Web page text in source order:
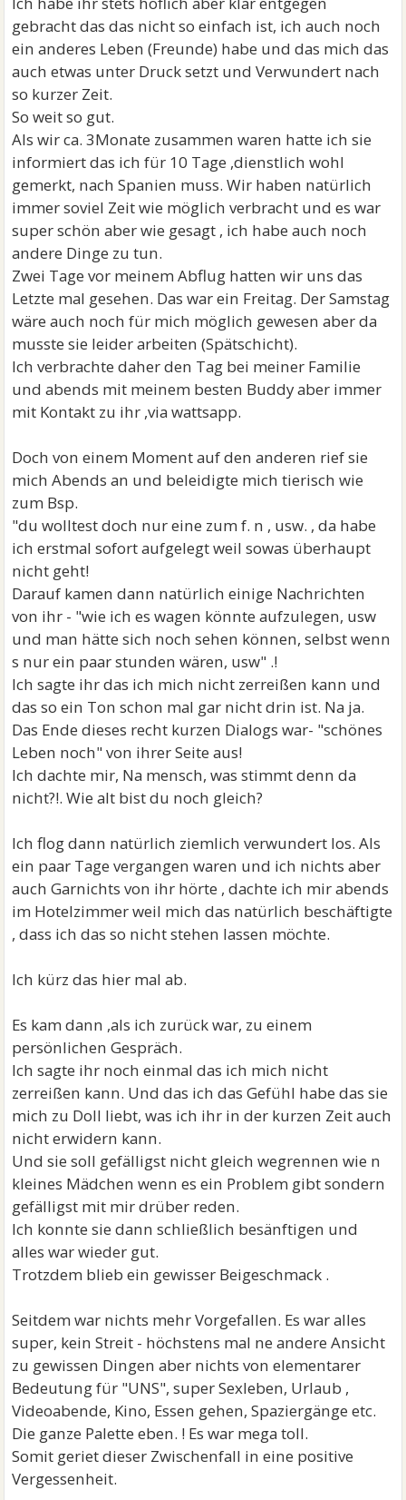
gebracht das das nicht so einfach ist, ich auch noch
ein anderes Leben (Freunde) habe und das mich das
auch etwas unter Druck setzt und Verwundert nach
so kurzer Zeit.
So weit so gut.
Als wir ca. 3Monate zusammen waren hatte ich sie
informiert das ich für 10 Tage ,dienstlich wohl
gemerkt, nach Spanien muss. Wir haben natürlich
immer soviel Zeit wie möglich verbracht und es war
super schön aber wie gesagt , ich habe auch noch
andere Dinge zu tun.
Zwei Tage vor meinem Abflug hatten wir uns das
Letzte mal gesehen. Das war ein Freitag. Der Samstag
wäre auch noch für mich möglich gewesen aber da
musste sie leider arbeiten (Spätschicht).
Ich verbrachte daher den Tag bei meiner Familie
und abends mit meinem besten Buddy aber immer
mit Kontakt zu ihr ,via wattsapp.
Doch von einem Moment auf den anderen rief sie
mich Abends an und beleidigte mich tierisch wie
zum Bsp.
"du wolltest doch nur eine zum f. n , usw. , da habe
ich erstmal sofort aufgelegt weil sowas überhaupt
nicht geht!
Darauf kamen dann natürlich einige Nachrichten
von ihr - "wie ich es wagen könnte aufzulegen, usw
und man hätte sich noch sehen können, selbst wenn
s nur ein paar stunden wären, usw" .!
Ich sagte ihr das ich mich nicht zerreißen kann und
das so ein Ton schon mal gar nicht drin ist. Na ja.
Das Ende dieses recht kurzen Dialogs war- "schönes
Leben noch" von ihrer Seite aus!
Ich dachte mir, Na mensch, was stimmt denn da
nicht?!. Wie alt bist du noch gleich?
Ich flog dann natürlich ziemlich verwundert los. Als
ein paar Tage vergangen waren und ich nichts aber
auch Garnichts von ihr hörte , dachte ich mir abends
im Hotelzimmer weil mich das natürlich beschäftigte
, dass ich das so nicht stehen lassen möchte.
Ich kürz das hier mal ab.
Es kam dann ,als ich zurück war, zu einem
persönlichen Gespräch.
Ich sagte ihr noch einmal das ich mich nicht
zerreißen kann. Und das ich das Gefühl habe das sie
mich zu Doll liebt, was ich ihr in der kurzen Zeit auch
nicht erwidern kann.
Und sie soll gefälligst nicht gleich wegrennen wie n
kleines Mädchen wenn es ein Problem gibt sondern
gefälligst mit mir drüber reden.
Ich konnte sie dann schließlich besänftigen und
alles war wieder gut.
Trotzdem blieb ein gewisser Beigeschmack .
Seitdem war nichts mehr Vorgefallen. Es war alles
super, kein Streit - höchstens mal ne andere Ansicht
zu gewissen Dingen aber nichts von elementarer
Bedeutung für "UNS", super Sexleben, Urlaub ,
Videoabende, Kino, Essen gehen, Spaziergänge etc.
Die ganze Palette eben. ! Es war mega toll.
Somit geriet dieser Zwischenfall in eine positive
Vergessenheit.